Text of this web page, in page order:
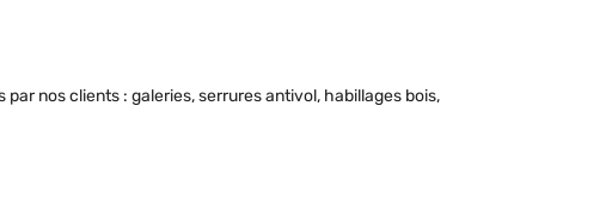
nos clients : galeries, serrures antivol, habillages bois,